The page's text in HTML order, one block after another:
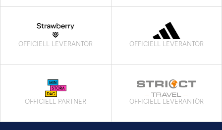
OFFICIELL LEVERANTÖR OFFICIELL LEVERANTÖR
OFFICIELL PARTNER OFFICIELL LEVERANTÖR